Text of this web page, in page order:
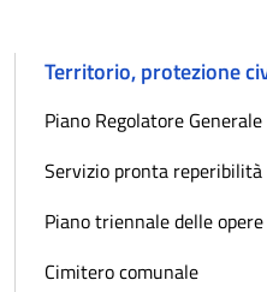
Territorio, protezione
Piano Regolatore Generale
Servizio pronta reperibilità
Piano triennale delle
Cimitero comunale